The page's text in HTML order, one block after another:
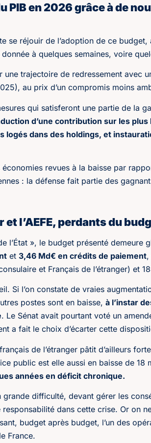
PIB en 2026 grâce à de
se réjouir de l’adoption de ce budget,
à quelques semaines, voire
une trajectoire de redressement avec
au prix d’un compromis moins
qui satisferont une partie de la
d’une contribution sur les plus
logés dans des holdings, et
revues à la baisse par
: la défense fait partie des
et l’AEFE, perdants du
l’État », le budget présenté demeure
et 3,46 Md€ en crédits de paiement,
et Français de l’étranger) et
Si l’on constate de vraies
postes sont en baisse, à l’instar
. Le Sénat avait pourtant voté un
a fait le choix d’écarter cette
de l’étranger pâtit d’ailleurs
public est elle aussi en baisse de 18
années en déficit chronique.
grande difficulté, devant gérer les
responsabilité dans cette crise. Or on
budget après budget, l’un des
France.